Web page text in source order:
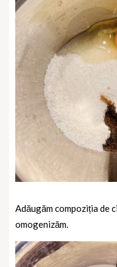
Adăugăm compoziția de
omogenizăm.